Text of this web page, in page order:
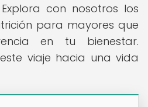
con nosotros los
para mayores que
en tu bienestar.
viaje hacia una vida